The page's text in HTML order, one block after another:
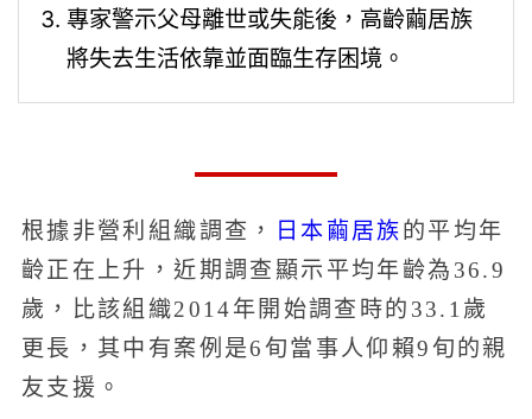
專家警示父母離世或失能後，高齡繭居族
將失去生活依靠並面臨生存困境。
根據非營利組織調查， 日本繭居族的平均年
齡正在上升，近期調查顯示平均年齡為36.9
歲，比該組織2014年開始調查時的33.1歲
更長，其中有案例是6旬當事人仰賴9旬的親
友支援。